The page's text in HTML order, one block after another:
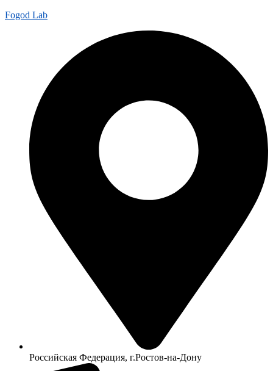
Fogod Lab
Российская Федерация, г.Ростов-на-Дону